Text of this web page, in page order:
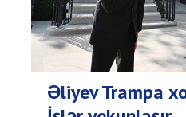
Əliyev Trampa